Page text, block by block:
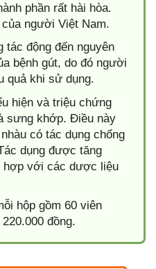
phần rất hài hòa.
người Việt Nam.
tác động đến nguyên
bệnh gút, do đó người
quả khi sử dụng.
hiện và triệu chứng
sưng khớp. Điều này
có tác dụng chống
dụng được tăng
hợp với các dược liệu
hộp gồm 60 viên
đồng.